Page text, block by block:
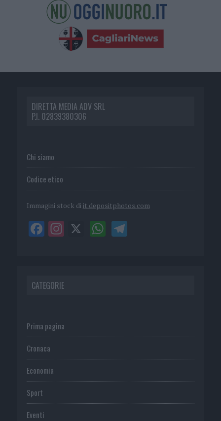
DIRETTA MEDIA ADV SRL
P.I. 02839380306
Chi siamo
Codice etico
Immagini stock di it.depositphotos.com
CATEGORIE
Prima pagina
Cronaca
Economia
Sport
Eventi